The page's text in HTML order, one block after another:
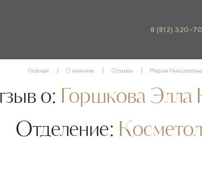
8 (812) 320-
Главная О клинике Отзывы Мария
о: Горшкова
Отделение: